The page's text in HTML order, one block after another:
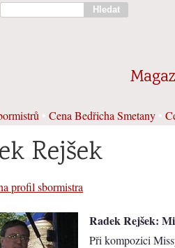
Hledat
Cena Bedřicha Smetany
Rejšek
profil sbormistra
Radek Rejšek:
Při kompozici